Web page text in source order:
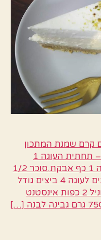
קרם שמנת המתכון
מאת – שרה יוסף המרכיבים – תחתית העוגה 1
שרוול פתי בר 100 גרם חמאה 1 כף אבקת.סוכר 1/2
כוס אגוזים או פיסטוקים טחונים לעוגה 4 ביצים גודל
לארג כוס ורבע סוכר 2 סוכר וניל 2 כפות אינסטנט